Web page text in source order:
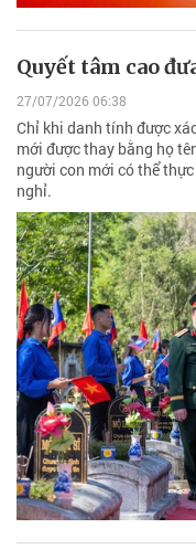
Quyết tâm cao
27/07/2026 06:38
Chỉ khi danh tính được
mới được thay bằng họ
người con mới có thể
nghỉ.